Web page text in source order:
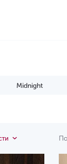
Midnight